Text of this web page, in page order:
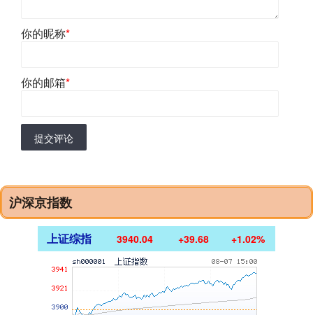
你的昵称*
你的邮箱*
提交评论
沪深京指数
上证综指 3940.04 +39.68 +1.02%